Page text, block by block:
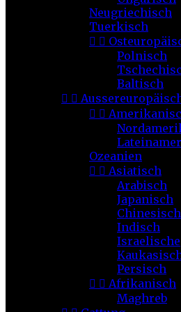
Neugriechisch
Tuerkisch
 
Polnisch
Baltisch
 
 
Ozeanien
  Asiatisch
Arabisch
Japanisch
Chinesisch
Indisch
Israelische
Persisch
  Afrikanisch
Maghreb